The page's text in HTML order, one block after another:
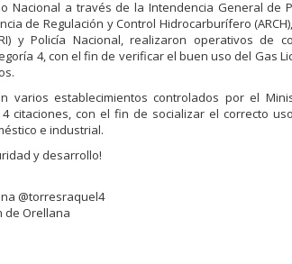
Nacional a través de la Intendencia General de
de Regulación y Control Hidrocarburífero
y Policía Nacional, realizaron operativos de
4, con el fin de verificar el buen uso del Gas
varios establecimientos controlados por el
citaciones, con el fin de socializar el correcto
e industrial.
y desarrollo!
@torresraquel4
de Orellana